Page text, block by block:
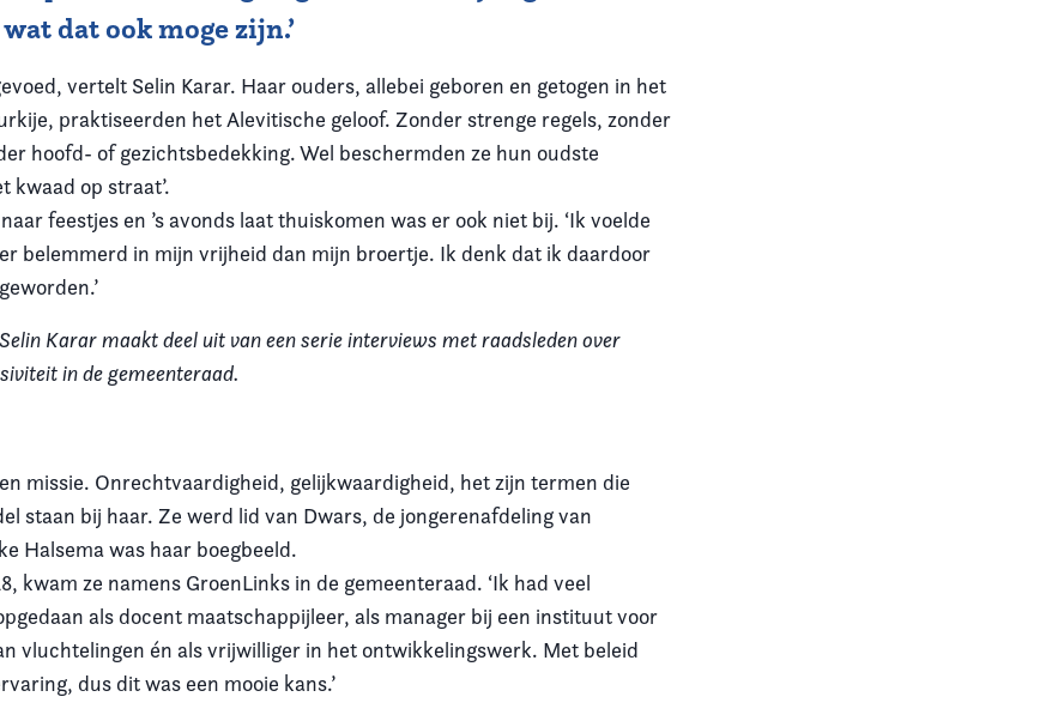
dat ook moge zijn.’
vertelt Selin Karar. Haar ouders, allebei geboren en getogen in het
praktiseerden het Alevitische geloof. Zonder strenge regels, zonder
hoofd- of gezichtsbedekking. Wel beschermden ze hun oudste
kwaad op straat’.
feestjes en ’s avonds laat thuiskomen was er ook niet bij. ‘Ik voelde
belemmerd in mijn vrijheid dan mijn broertje. Ik denk dat ik daardoor
Karar maakt deel uit van een serie interviews met raadsleden over
in de gemeenteraad.
missie. Onrechtvaardigheid, gelijkwaardigheid, het zijn termen die
staan bij haar. Ze werd lid van Dwars, de jongerenafdeling van
Halsema was haar boegbeeld.
kwam ze namens GroenLinks in de gemeenteraad. ‘Ik had veel
als docent maatschappijleer, als manager bij een instituut voor
vluchtelingen én als vrijwilliger in het ontwikkelingswerk. Met beleid
dus dit was een mooie kans.’